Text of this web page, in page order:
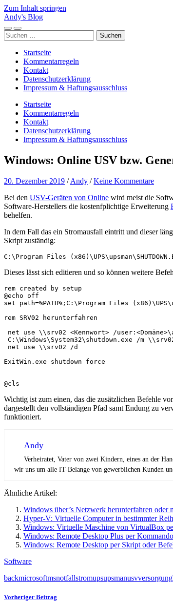
Zum Inhalt springen
Andy's Blog
Mobile-
Menü
Suchfeld
ein-/ausblenden
Suchen
nach:
Startseite
Kommentarregeln
Kontakt
Datenschutzerklärung
Impressum & Haftungsausschluss
Startseite
Kommentarregeln
Kontakt
Datenschutzerklärung
Impressum & Haftungsausschluss
Windows: Online USV bzw.
20. Dezember 2019 /Andy /Keine Kommentare
Bei den USV-Geräten von Online wird meist die
Software-Herstellers die kostenfplichtige Erweiterung
behelfen.
In dem Fall das ein Stromausfall eintritt und dieser
Skript zuständig:
C:\Program Files
Dieses lässt sich editieren und so können weitere
rem created by setup
@echo off
set path=%PATH%;C:\Program Files
rem SRV02 herunterfahren
net use \\srv02 <Kennwort> /
C:\Windows\System32\shutdown.exe /m
net use \\srv02 /d
ExitWin.exe shutdown force
@cls
Wichtig ist zum einen, das die zusätzlichen Befehle
dargestellt den vollständigen Pfad samt Endung zu
funktioniert.
Andy
Verheiratet, Vater von zwei Kindern, eines an der
wir uns um alle IT-Belange von gewerblichen Kunden
Ähnliche Artikel:
Windows über’s Netzwerk herunterfahren oder
Hyper-V: Virtuelle Computer in bestimmter
Windows: Virtuelle Maschine von VirtualBox
Windows: Remote Desktop Plus per
Windows: Remote Desktop per Skript oder
Software
backmicrosoftmsnotfallstromupsupsmanusvversorgung
Vorheriger Beitrag